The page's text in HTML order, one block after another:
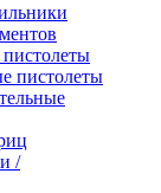
пистолеты
/